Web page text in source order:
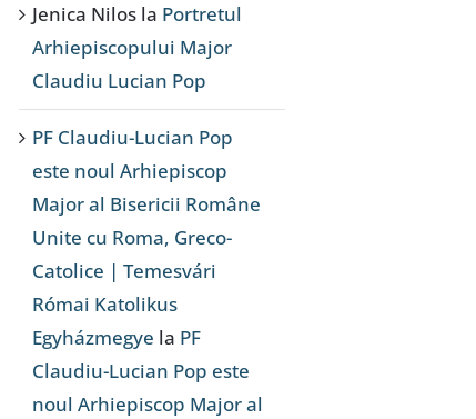
Jenica Nilos la Portretul
Arhiepiscopului Major
Claudiu Lucian Pop
PF Claudiu-Lucian Pop
este noul Arhiepiscop
Major al Bisericii Române
Unite cu Roma, Greco-
Catolice | Temesvári
Római Katolikus
Egyházmegye la PF
Claudiu-Lucian Pop este
noul Arhiepiscop Major al